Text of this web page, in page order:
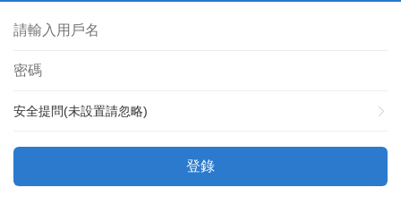
安全提問(未設置請忽略)
登錄